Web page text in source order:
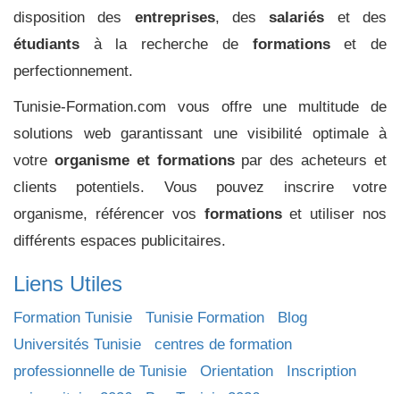
disposition des entreprises, dessalariés et des
étudiants à la recherche de formationset de
perfectionnement.
Tunisie-Formation.com vous offre une multitude de
solutions web garantissant une visibilité optimale à
votre organisme et formationspar des acheteurs et
clients potentiels. Vous pouvez inscrire votre
organisme, référencer vos formationset utiliser nos
différents espaces publicitaires.
Liens Utiles
Formation Tunisie Tunisie Formation
Blog
Universités Tunisie
centres de formation
professionnelle de Tunisie
Orientation
Inscription